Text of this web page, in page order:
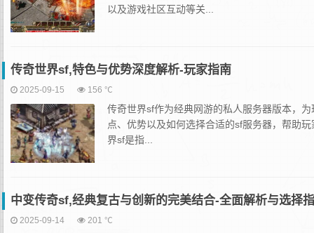
以及游戏社区互动等关...
传奇世界sf,特色与优势深度解析-玩家指南
2025-09-15 156 ℃
传奇世界sf作为经典网游的私人服务器版本，
点、优势以及如何选择合适的sf服务器，帮助
界sf是指...
中变传奇sf,经典复古与创新的完美结合-全面解析与选择
2025-09-14 201 ℃